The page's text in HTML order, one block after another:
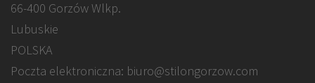
66-400 Gorzów Wlkp.
Lubuskie
POLSKA
Poczta elektroniczna: biuro@stilongorzow.com